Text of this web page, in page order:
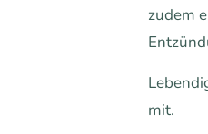
zudem
mit.